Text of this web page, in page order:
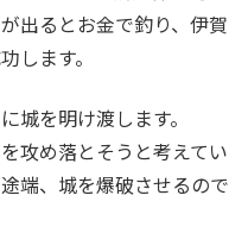
出るとお金で釣り、伊賀
します。
城を明け渡します。
攻め落とそうと考えてい
端、城を爆破させるので